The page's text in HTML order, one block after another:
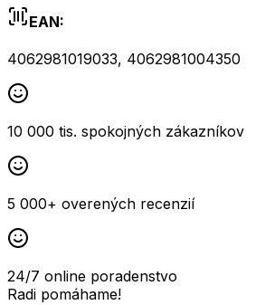
EAN:
4062981019033, 4062981004350
10 000 tis. spokojných zákazníkov
5 000+ overených recenzií
24/7 online poradenstvo
Radi pomáhame!